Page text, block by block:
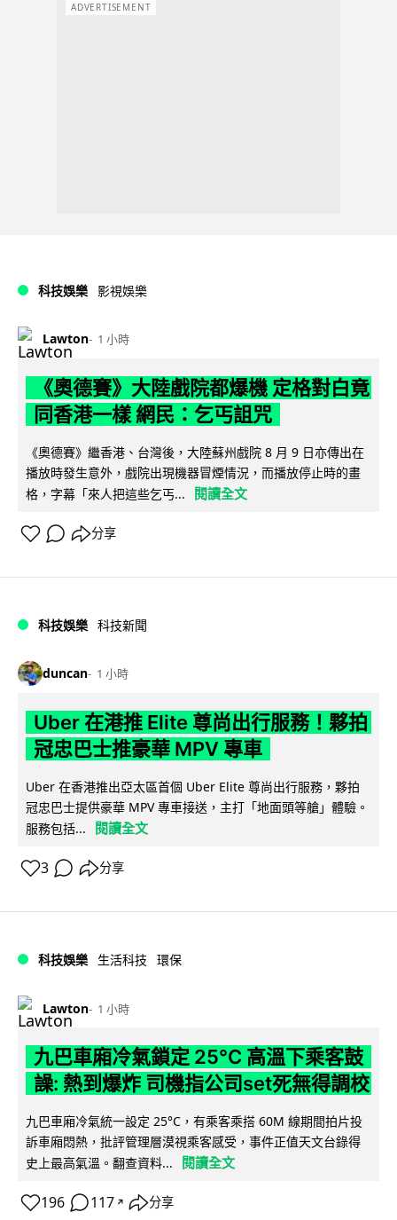
ADVERTISEMENT
科技娛樂 影視娛樂
Lawton 1 小時
《奧德賽》大陸戲院都爆機 定格對白竟
同香港一樣 網民：乞丐詛咒
《奧德賽》繼香港、台灣後，大陸蘇州戲院 8 月 9 日亦傳出在
播放時發生意外，戲院出現機器冒煙情況，而播放停止時的畫
格，字幕「來人把這些乞丐...
閱讀全文
分享
科技娛樂 科技新聞
duncan 1 小時
Uber 在港推 Elite 尊尚出行服務！夥拍
冠忠巴士推豪華 MPV 專車
Uber 在香港推出亞太區首個 Uber Elite 尊尚出行服務，夥拍
冠忠巴士提供豪華 MPV 專車接送，主打「地面頭等艙」體驗。
服務包括...
閱讀全文
3 分享
科技娛樂 生活科技 環保
Lawton 1 小時
九巴車廂冷氣鎖定 25°C 高溫下乘客鼓
譟: 熱到爆炸 司機指公司set死無得調校
九巴車廂冷氣統一設定 25°C，有乘客乘搭 60M 線期間拍片投
訴車廂悶熱，批評管理層漠視乘客感受，事件正值天文台錄得
史上最高氣溫。翻查資料...
閱讀全文
196 117 ↗ 分享